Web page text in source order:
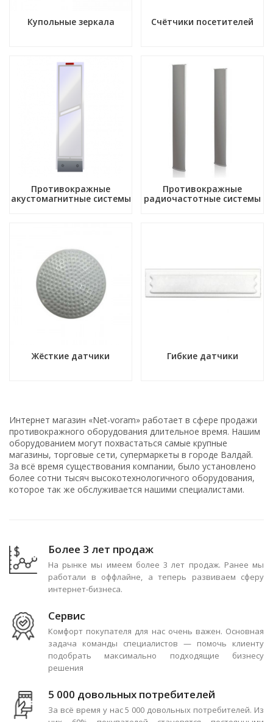
Купольные зеркала Счётчики посетителей
Противокражные
акустомагнитные системы
Противокражные
радиочастотные системы
Жёсткие датчики Гибкие датчики
Интернет магазин «Net-voram» работает в сфере продажи
противокражного оборудования длительное время. Нашим
оборудованием могут похвастаться самые крупные
магазины, торговые сети, супермаркеты в городе Валдай.
За всё время существования компании, было установлено
более сотни тысяч высокотехнологичного оборудования,
которое так же обслуживается нашими специалистами.
Более 3 лет продаж
На рынке мы имеем более 3 лет продаж. Ранее мы
работали в оффлайне, а теперь развиваем сферу
интернет-бизнеса.
Сервис
Комфорт покупателя для нас очень важен. Основная
задача команды специалистов — помочь клиенту
подобрать максимально подходящие бизнесу
решения
5 000 довольных потребителей
За всё время у нас 5 000 довольных потребителей. Из